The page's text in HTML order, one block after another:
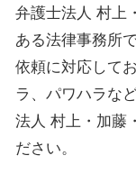
弁護士法人 村上
ある法律事務所
依頼に対応して
ラ、パワハラな
法人 村上・加藤
ださい。